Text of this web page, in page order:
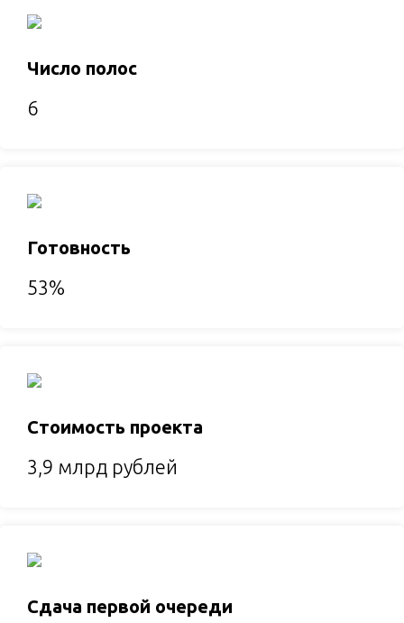
Число полос
6
Готовность
53%
Стоимость проекта
3,9 млрд рублей
Сдача первой очереди